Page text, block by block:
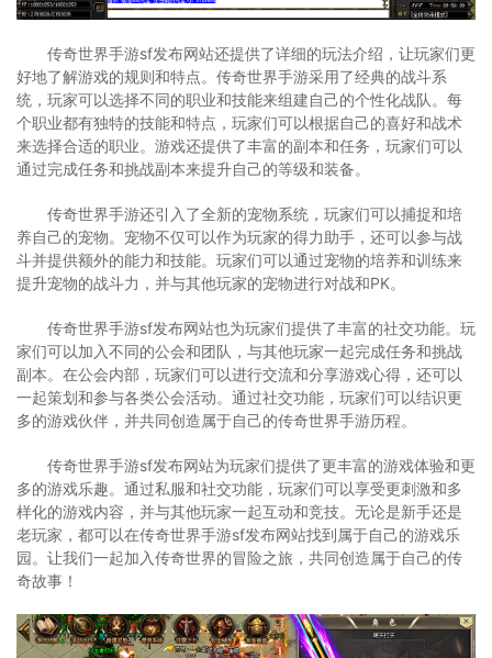
传奇世界手游sf发布网站还提供了详细的玩法介绍，让玩家们更
好地了解游戏的规则和特点。传奇世界手游采用了经典的战斗系
统，玩家可以选择不同的职业和技能来组建自己的个性化战队。每
个职业都有独特的技能和特点，玩家们可以根据自己的喜好和战术
来选择合适的职业。游戏还提供了丰富的副本和任务，玩家们可以
通过完成任务和挑战副本来提升自己的等级和装备。
传奇世界手游还引入了全新的宠物系统，玩家们可以捕捉和培
养自己的宠物。宠物不仅可以作为玩家的得力助手，还可以参与战
斗并提供额外的能力和技能。玩家们可以通过宠物的培养和训练来
提升宠物的战斗力，并与其他玩家的宠物进行对战和PK。
传奇世界手游sf发布网站也为玩家们提供了丰富的社交功能。玩
家们可以加入不同的公会和团队，与其他玩家一起完成任务和挑战
副本。在公会内部，玩家们可以进行交流和分享游戏心得，还可以
一起策划和参与各类公会活动。通过社交功能，玩家们可以结识更
多的游戏伙伴，并共同创造属于自己的传奇世界手游历程。
传奇世界手游sf发布网站为玩家们提供了更丰富的游戏体验和更
多的游戏乐趣。通过私服和社交功能，玩家们可以享受更刺激和多
样化的游戏内容，并与其他玩家一起互动和竞技。无论是新手还是
老玩家，都可以在传奇世界手游sf发布网站找到属于自己的游戏乐
园。让我们一起加入传奇世界的冒险之旅，共同创造属于自己的传
奇故事！